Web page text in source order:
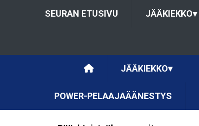
SEURAN ETUSIVU JÄÄKIEKKO▾
JÄÄKIEKKO▾
POWER-PELAAJAÄÄNESTYS